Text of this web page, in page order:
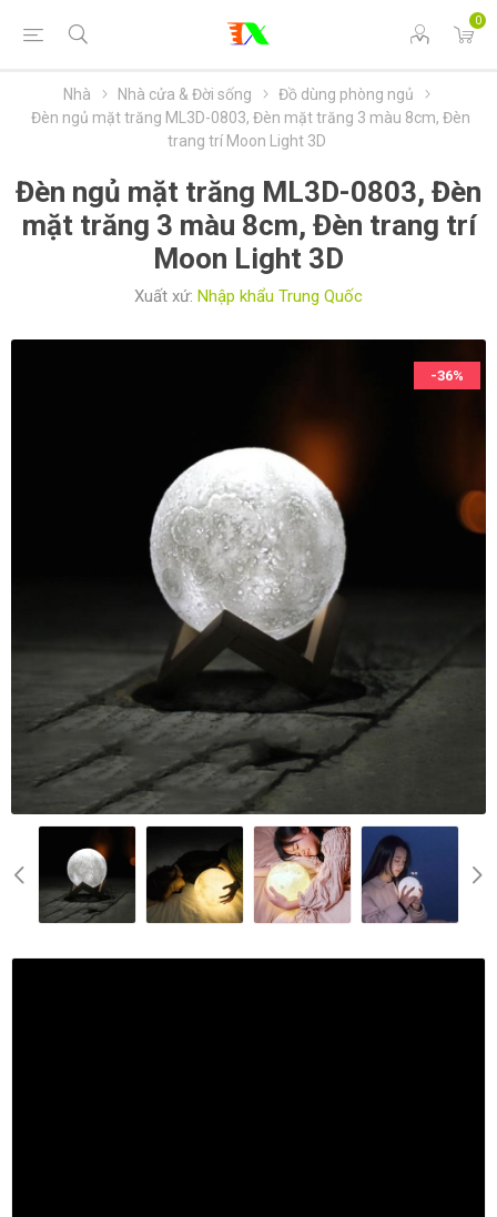
0
Nhà Nhà cửa & Đời sống
Đồ dùng phòng ngủ
Đèn ngủ mặt trăng ML3D-0803, Đèn mặt trăng 3 màu 8cm, Đèn
trang trí Moon Light 3D
Đèn ngủ mặt trăng ML3D-0803, Đèn
mặt trăng 3 màu 8cm, Đèn trang trí
Moon Light 3D
Xuất xứ: Nhập khẩu Trung Quốc
-36%